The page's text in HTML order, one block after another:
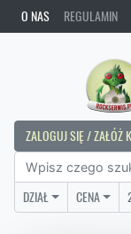
O NAS REGULAMIN
ZALOGUJ SIĘ / ZAŁÓŻ
DZIAŁ CENA